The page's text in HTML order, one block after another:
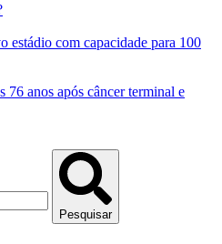
estádio com capacidade para 100
76 anos após câncer terminal e
Pesquisar